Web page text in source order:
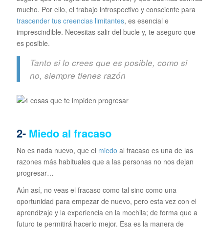
mucho. Por ello, el trabajo introspectivo y consciente para
trascender tus creencias limitantes, es esencial e
imprescindible. Necesitas salir del bucle y, te aseguro que
es posible.
Tanto si lo crees que es posible, como si
no, siempre tienes razón
2- Miedo al fracaso
No es nada nuevo, que el miedo al fracaso es una de las
razones más habituales que a las personas no nos dejan
progresar…
Aún así, no veas el fracaso como tal sino como una
oportunidad para empezar de nuevo, pero esta vez con el
aprendizaje y la experiencia en la mochila; de forma que a
futuro te permitirá hacerlo mejor. Esa es la manera de